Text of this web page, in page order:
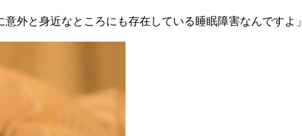
外と身近なところにも存在している睡眠障害なんですよ」